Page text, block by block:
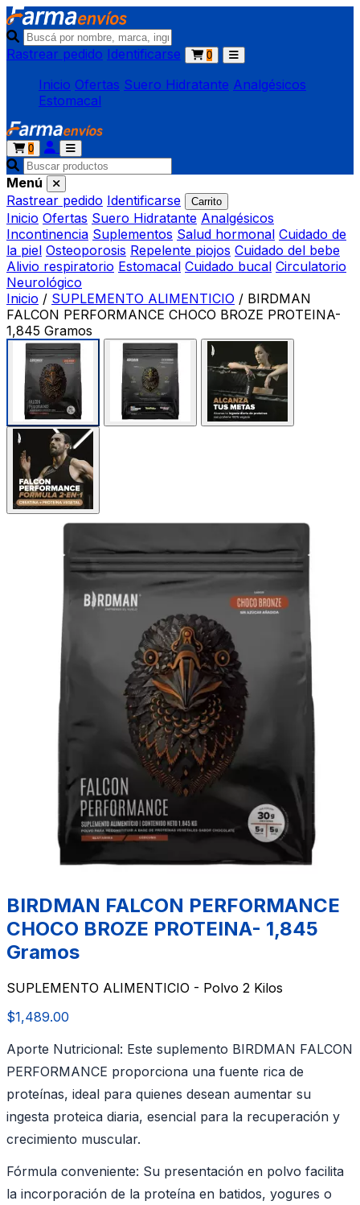
Rastrear pedido Identificarse 0
Inicio Ofertas Suero Hidratante Analgésicos
Estomacal
0
Menú
Rastrear pedido Identificarse Carrito
Inicio Ofertas Suero Hidratante Analgésicos
Incontinencia Suplementos Salud hormonal Cuidado de
la piel Osteoporosis Repelente piojos Cuidado del bebe
Alivio respiratorio Estomacal Cuidado bucal Circulatorio
Neurológico
Inicio / SUPLEMENTO ALIMENTICIO / BIRDMAN
FALCON PERFORMANCE CHOCO BROZE PROTEINA-
1,845 Gramos
BIRDMAN FALCON PERFORMANCE
CHOCO BROZE PROTEINA- 1,845
Gramos
SUPLEMENTO ALIMENTICIO - Polvo 2 Kilos
$1,489.00
Aporte Nutricional: Este suplemento BIRDMAN FALCON
PERFORMANCE proporciona una fuente rica de
proteínas, ideal para quienes desean aumentar su
ingesta proteica diaria, esencial para la recuperación y
crecimiento muscular.
Fórmula conveniente: Su presentación en polvo facilita
la incorporación de la proteína en batidos, yogures o